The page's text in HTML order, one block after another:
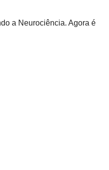
a Neurociência. Agora é